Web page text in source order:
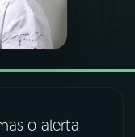
o alerta